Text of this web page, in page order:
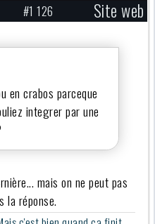
#1 126 Site web
en crabos parceque
integrer par une
mais on ne peut pas
la réponse.